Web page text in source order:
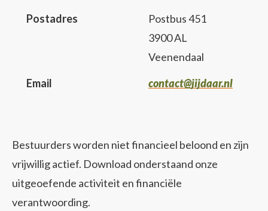
Postadres
Postbus 451
3900 AL
Veenendaal
Email
contact@jijdaar.nl
Bestuurders worden niet financieel beloond en zijn
vrijwillig actief. Download onderstaand onze
uitgeoefende activiteit en financiële
verantwoording.